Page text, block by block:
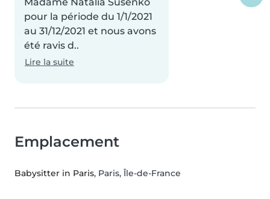
pour la période du 1/1/2021
au 31/12/2021 et nous avons
été ravis d..
Lire la suite
Emplacement
Babysitter in Paris, Paris, Île-de-France